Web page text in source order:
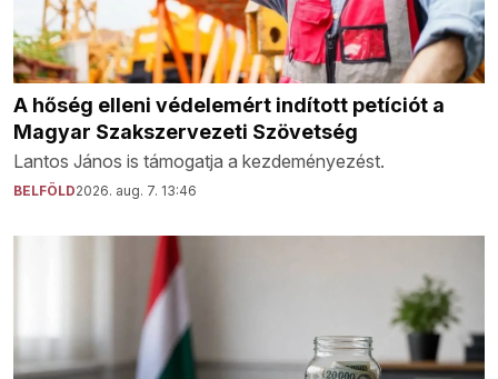
A hőség elleni védelemért indított petíciót a
Magyar Szakszervezeti Szövetség
Lantos János is támogatja a kezdeményezést.
BELFÖLD2026. aug. 7. 13:46